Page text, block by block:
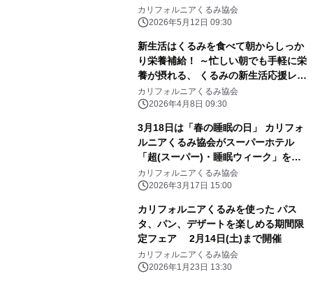
カリフォルニアくるみ協会
2026年5月12日 09:30
新生活はくるみを食べて朝からしっか
り栄養補給！ ～忙しい朝でも手軽に栄
養が摂れる、 くるみの新生活応援レシ
ピを公開～
カリフォルニアくるみ協会
2026年4月8日 09:30
3月18日は「春の睡眠の日」 カリフォ
ルニアくるみ協会がスーパーホテル
「超(スーパー)・睡眠ウィーク」を応
援
カリフォルニアくるみ協会
2026年3月17日 15:00
カリフォルニアくるみを使った パス
タ、パン、デザートを楽しめる期間限
定フェア 2月14日(土)まで開催
カリフォルニアくるみ協会
2026年1月23日 13:30